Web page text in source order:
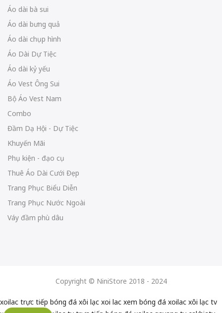
Áo dài bà sui
Áo dài bưng quả
Áo dài chụp hình
Áo Dài Dự Tiệc
Áo dài kỷ yếu
Áo Vest Ông Sui
Bộ Áo Vest Nam
Combo
Đầm Dạ Hội - Dự Tiệc
Khuyến Mãi
Phụ kiện - đạo cụ
Thuê Áo Dài Cưới Đẹp
Trang Phục Biểu Diễn
Trang Phục Nước Ngoài
Váy đầm phù dâu
Copyright © NiniStore 2018 - 2024
xoilac trực tiếp bóng đá xôi lạc xoi lac xem bóng đá xoilac xôi lạc tv